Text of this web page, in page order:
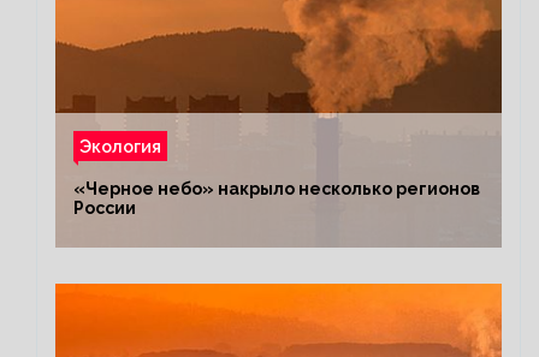
Экология
«Черное небо» накрыло несколько регионов
России